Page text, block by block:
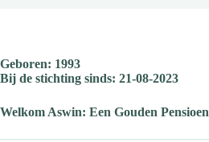
Geboren: 1993
Bij de stichting sinds: 21-08-2023
Welkom Aswin: Een Gouden Pensioen